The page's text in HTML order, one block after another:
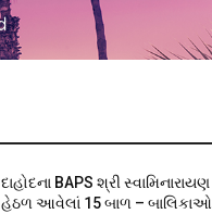
દાહોદના BAPS શ્રી
હેઠળ આવેલાં 15 બાળ –